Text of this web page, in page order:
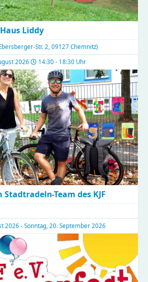
Liddy
Str. 2, 09127 Chemnitz)
2026
14:30 - 18:30 Uhr
Team des KJF
2026 - Sonntag, 20. September 2026